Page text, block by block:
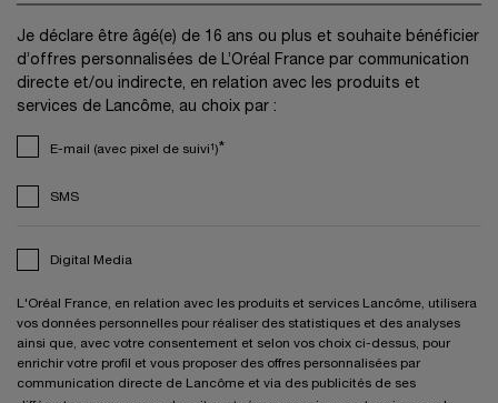
Je déclare être âgé(e) de 16 ans ou plus et souhaite bénéficier
d’offres personnalisées de L’Oréal France par communication
directe et/ou indirecte, en relation avec les produits et
services de Lancôme, au choix par :
E-mail (avec pixel de suivi¹)*
SMS
Digital Media
L'Oréal France, en relation avec les produits et services Lancôme, utilisera
vos données personnelles pour réaliser des statistiques et des analyses
ainsi que, avec votre consentement et selon vos choix ci-dessus, pour
enrichir votre profil et vous proposer des offres personnalisées par
communication directe de Lancôme et via des publicités de ses